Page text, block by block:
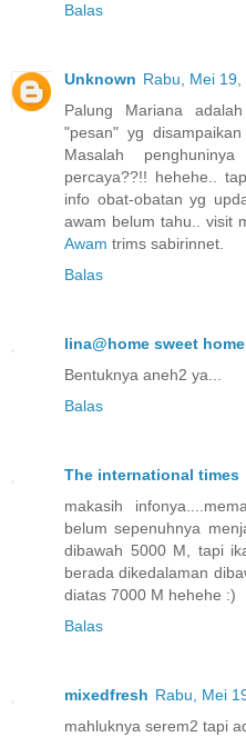
Balas
Unknown Rabu, Mei 19,
Palung Mariana
"pesan" yg
Masalah
percaya??!! hehehe..
info obat-obatan yg
awam belum tahu.. visit
Awam trims sabirinnet.
Balas
lina@home sweet home
Bentuknya aneh2 ya...
Balas
The international times
makasih
belum sepenuhnya
dibawah 5000 M, tapi
berada dikedalaman
diatas 7000 M hehehe :)
Balas
mixedfresh Rabu, Mei
mahluknya serem2 tapi